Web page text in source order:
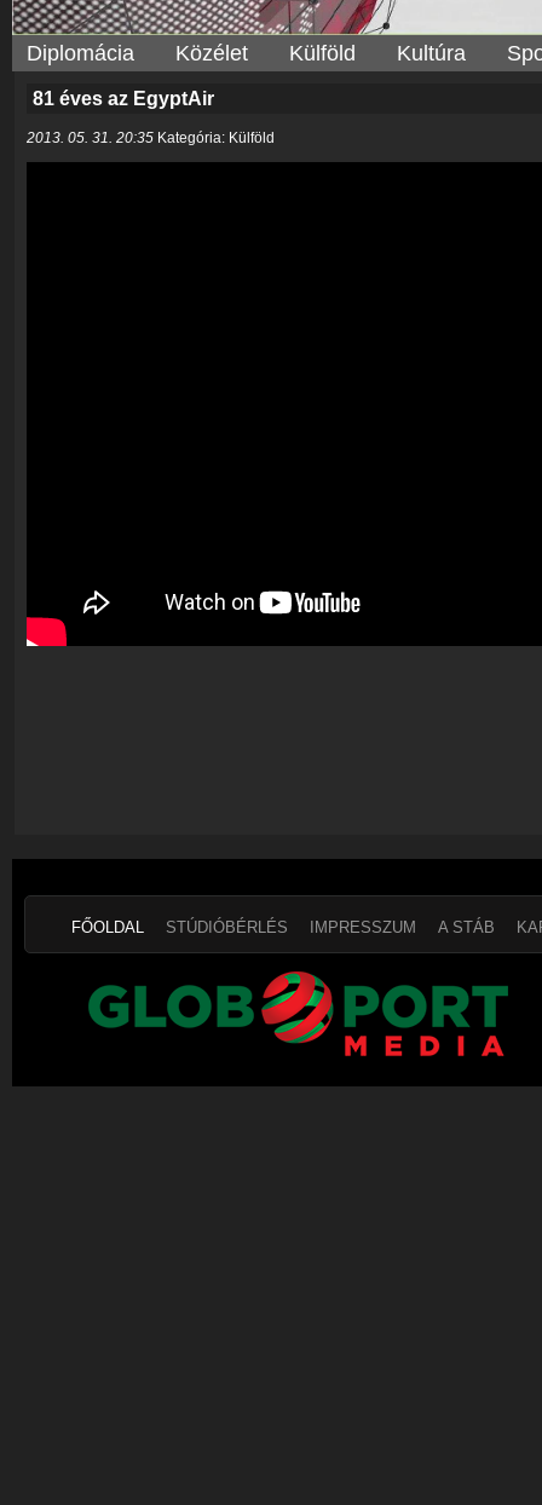
Diplomácia Közélet Külföld Kultúra
81 éves az EgyptAir
2013. 05. 31. 20:35 Kategória: Külföld
FŐOLDAL STÚDIÓBÉRLÉS IMPRESSZUM A STÁB